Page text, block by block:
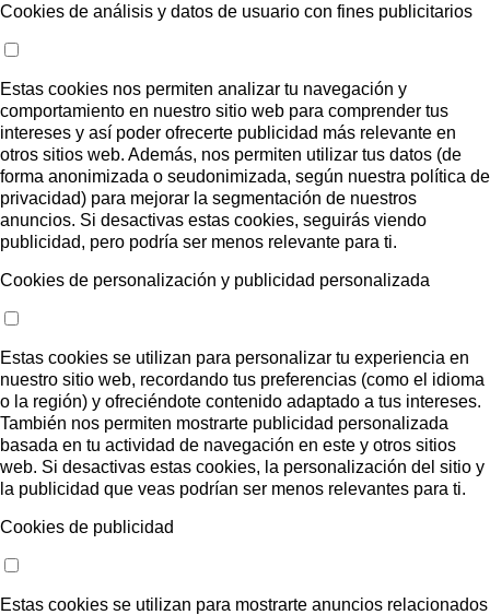
Cookies de análisis y datos de usuario con fines publicitarios
Estas cookies nos permiten analizar tu navegación y
comportamiento en nuestro sitio web para comprender tus
intereses y así poder ofrecerte publicidad más relevante en
otros sitios web. Además, nos permiten utilizar tus datos (de
forma anonimizada o seudonimizada, según nuestra política de
privacidad) para mejorar la segmentación de nuestros
anuncios. Si desactivas estas cookies, seguirás viendo
publicidad, pero podría ser menos relevante para ti.
Cookies de personalización y publicidad personalizada
Estas cookies se utilizan para personalizar tu experiencia en
nuestro sitio web, recordando tus preferencias (como el idioma
o la región) y ofreciéndote contenido adaptado a tus intereses.
También nos permiten mostrarte publicidad personalizada
basada en tu actividad de navegación en este y otros sitios
web. Si desactivas estas cookies, la personalización del sitio y
la publicidad que veas podrían ser menos relevantes para ti.
Cookies de publicidad
Estas cookies se utilizan para mostrarte anuncios relacionados